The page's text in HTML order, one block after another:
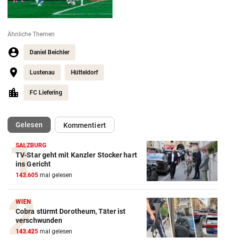
Ähnliche Themen
Daniel Beichler
Lustenau Hütteldorf
FC Liefering
Gelesen(ausgewählt)Kommentiert
SALZBURG
TV-Star geht mit Kanzler Stocker hart
ins Gericht
143.605 mal gelesen
WIEN
Cobra stürmt Dorotheum, Täter ist
verschwunden
143.425 mal gelesen